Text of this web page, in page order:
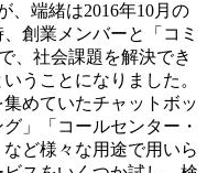
、端緒は2016年10月の
創業メンバーと「コミ
、社会課題を解決でき
うことになりました。
めていたチャットボッ
」「コールセンター・
ど様々な用途で用いら